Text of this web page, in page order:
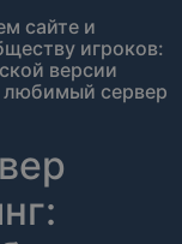
сайте и
игроков:
версии
любимый сервер